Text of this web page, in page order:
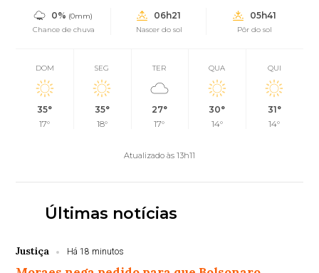
0% (0mm)
Chance de chuva
06h21
Nascer do sol
05h41
Pôr do sol
DOM
35°
17°
SEG
35°
18°
TER
27°
17°
QUA
30°
14°
QUI
31°
14°
Atualizado às 13h11
Últimas notícias
Justiça Há 18 minutos